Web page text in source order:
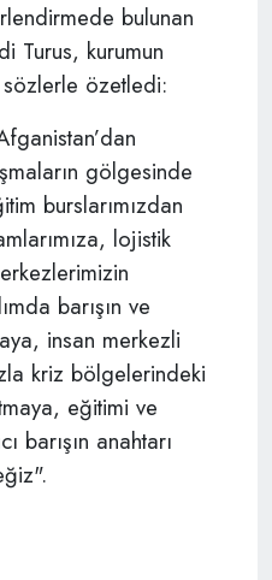
bulunan
Turus, kurumun
özetledi:
gölgesinde
burslarımızdan
lojistik
barışın ve
insan merkezli
kriz bölgelerindeki
eğitimi ve
barışın anahtarı